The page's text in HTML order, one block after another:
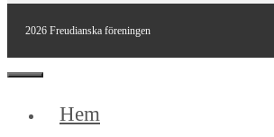
2026 Freudianska föreningen
Stäng
Hem